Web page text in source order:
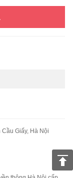
Giấy, Hà Nội